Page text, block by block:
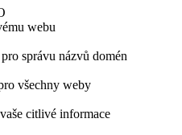
webu
správu názvů domén
všechny weby
citlivé informace